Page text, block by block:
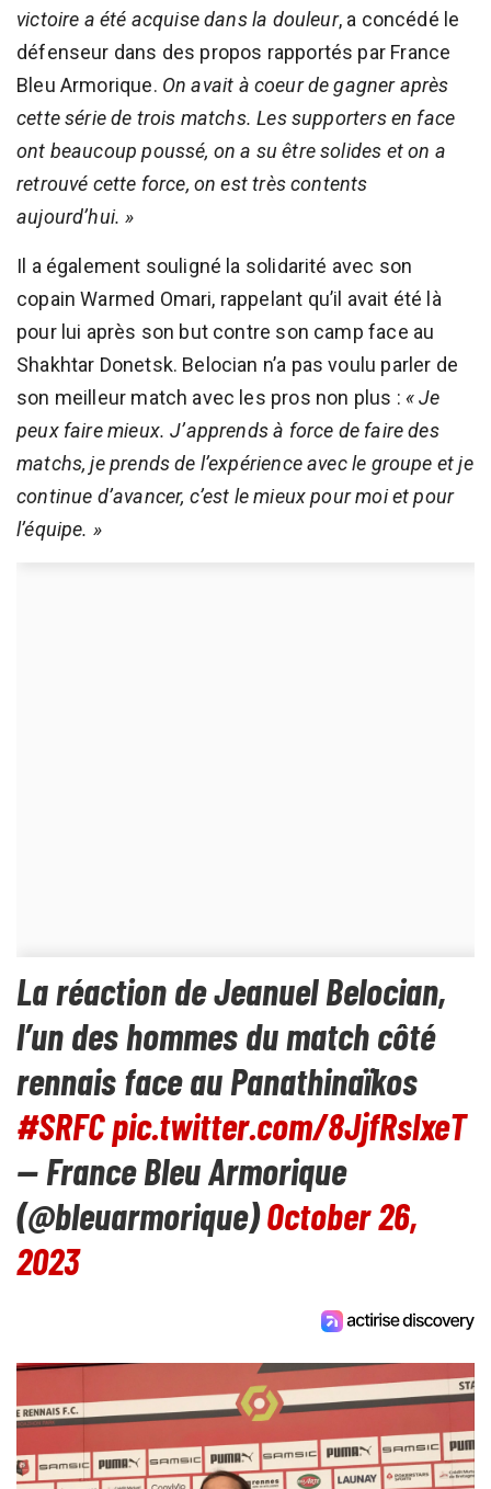
victoire a été acquise dans la douleur, a concédé le
défenseur dans des propos rapportés par France
Bleu Armorique. On avait à coeur de gagner après
cette série de trois matchs. Les supporters en face
ont beaucoup poussé, on a su être solides et on a
retrouvé cette force, on est très contents
aujourd’hui. »
Il a également souligné la solidarité avec son
copain Warmed Omari, rappelant qu’il avait été là
pour lui après son but contre son camp face au
Shakhtar Donetsk. Belocian n’a pas voulu parler de
son meilleur match avec les pros non plus : « Je
peux faire mieux. J’apprends à force de faire des
matchs, je prends de l’expérience avec le groupe et je
continue d’avancer, c’est le mieux pour moi et pour
l’équipe. »
La réaction de Jeanuel Belocian,
l’un des hommes du match côté
rennais face au Panathinaïkos
#SRFCpic.twitter.com/8JjfRslxeT
— France Bleu Armorique
(@bleuarmorique)October 26,
2023